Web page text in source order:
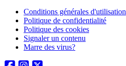
Conditions générales d'utilisation
Politique de confidentialité
Politique des cookies
Signaler un contenu
Marre des virus?